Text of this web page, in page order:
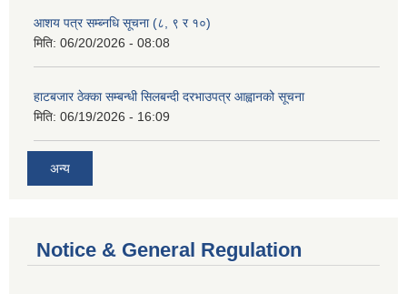
आशय पत्र सम्ब्नधि सूचना (८, ९ र १०)
मिति: 06/20/2026 - 08:08
हाटबजार ठेक्का सम्बन्धी सिलबन्दी दरभाउपत्र आह्वानको सूचना
मिति: 06/19/2026 - 16:09
अन्य
Notice & General Regulation